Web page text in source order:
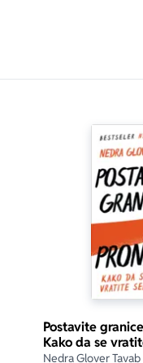
Postavite
Kako da se
Nedra Glover Tavab